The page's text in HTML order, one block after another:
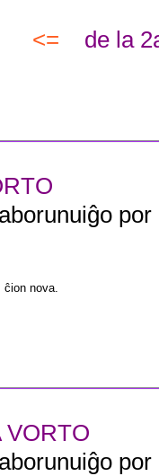
<= de la
ĉion nova.
VORTO